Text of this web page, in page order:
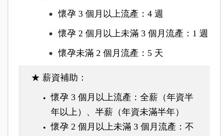
懷孕 3 個月以上流產：4 週
懷孕 2 個月以上未滿 3 個月流產：1 週
懷孕未滿 2 個月流產：5 天
★ 薪資補助：
懷孕 3 個月以上流產： 全薪（年資半
年以上）、 半薪（年資未滿半年）
懷孕 2 個月以上未滿 3 個月流產：不